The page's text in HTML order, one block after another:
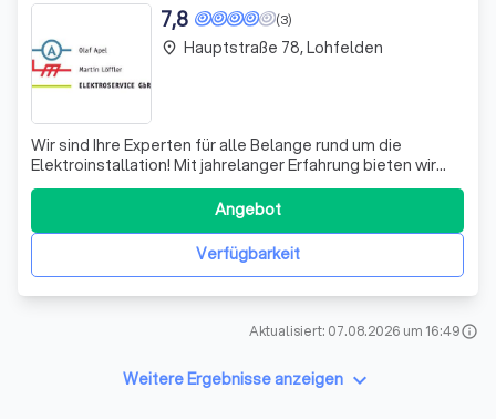
(3)
7,8
Wir sind Ihre Experten für alle Belange rund um die
Elektroinstallation! Mit jahrelanger Erfahrung bieten wir
Ihnen einen kompetenten und zuverlässigen Service, der
keine Wünsche offenlässt. Ob Neuinstallationen,
Erweiterungen, Wartungen oder Reparaturen – wir
kümmern uns um alles mit höchster Präzi
Verfügbarkeit
Angebot
place Hauptstraße 78, Lohfelden
Aktualisiert: 07.08.2026 um 16:49info
Weitere Ergebnisse anzeigen keyboard_arrow_down